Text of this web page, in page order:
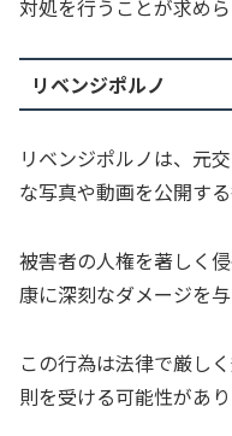
対処を行うことが求めら
リベンジポルノ
リベンジポルノは、元
な写真や動画を公開する
被害者の人権を著しく
康に深刻なダメージを与
この行為は法律で厳し
則を受ける可能性があり